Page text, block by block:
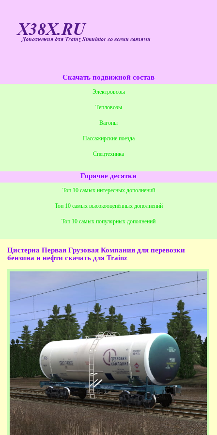
Дополнения для Trainz Simulator со всеми связями
X38X.RU
Цистерна Первая Грузовая Компания для перевозки
бензина и нефти скачать для Trainz
Скачать подвижной состав
Электровозы
Тепловозы
Вагоны
Пассажирские поезда
Спецтехника
Горячие десятки
Топ 10 самых интересных дополнений
Топ 10 самых высокооценённых дополнений
Топ 10 самых популярных дополнений